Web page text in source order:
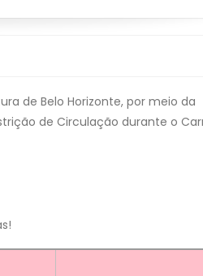
de Belo Horizonte, por meio da
de Circulação durante o